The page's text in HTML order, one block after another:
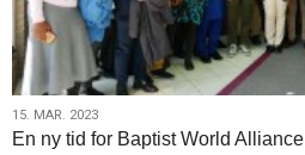
15.
mar.
15. MAR. 2023
En ny tid for Baptist World Alliance